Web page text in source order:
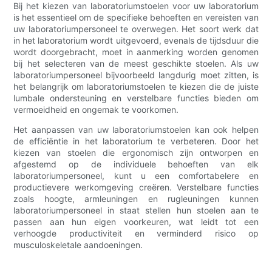
Bij het kiezen van laboratoriumstoelen voor uw laboratorium
is het essentieel om de specifieke behoeften en vereisten van
uw laboratoriumpersoneel te overwegen. Het soort werk dat
in het laboratorium wordt uitgevoerd, evenals de tijdsduur die
wordt doorgebracht, moet in aanmerking worden genomen
bij het selecteren van de meest geschikte stoelen. Als uw
laboratoriumpersoneel bijvoorbeeld langdurig moet zitten, is
het belangrijk om laboratoriumstoelen te kiezen die de juiste
lumbale ondersteuning en verstelbare functies bieden om
vermoeidheid en ongemak te voorkomen.
Het aanpassen van uw laboratoriumstoelen kan ook helpen
de efficiëntie in het laboratorium te verbeteren. Door het
kiezen van stoelen die ergonomisch zijn ontworpen en
afgestemd op de individuele behoeften van elk
laboratoriumpersoneel, kunt u een comfortabelere en
productievere werkomgeving creëren. Verstelbare functies
zoals hoogte, armleuningen en rugleuningen kunnen
laboratoriumpersoneel in staat stellen hun stoelen aan te
passen aan hun eigen voorkeuren, wat leidt tot een
verhoogde productiviteit en verminderd risico op
musculoskeletale aandoeningen.